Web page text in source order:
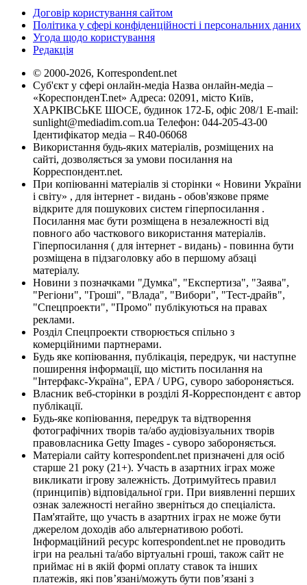
Договір користування сайтом
Політика у сфері конфіденційності і персональних даних
Угода щодо користування
Редакція
© 2000-2026, Korrespondent.net
Суб'єкт у сфері онлайн-медіа Назва онлайн-медіа –
«КореспонденТ.net» Адреса: 02091, місто Київ,
ХАРКІВСЬКЕ ШОСЕ, будинок 172-Б, офіс 208/1 E-mail:
sunlight@mediadim.com.ua Телефон: 044-205-43-00
Ідентифікатор медіа – R40-06068
Використання будь-яких матеріалів, розміщених на
сайті, дозволяється за умови посилання на
Корреспондент.net.
При копіюванні матеріалів зі сторінки « Новини України
і світу» , для інтернет - видань - обов'язкове пряме
відкрите для пошукових систем гіперпосилання .
Посилання має бути розміщена в незалежності від
повного або часткового використання матеріалів.
Гіперпосилання ( для інтернет - видань) - повинна бути
розміщена в підзаголовку або в першому абзаці
матеріалу.
Новини з позначками "Думка", "Експертиза", "Заява",
"Регіони", "Гроші", "Влада", "Вибори", "Тест-драйв",
"Спецпроекти", "Промо" публікуються на правах
реклами.
Розділ Спецпроекти створюється спільно з
комерційними партнерами.
Будь яке копіювання, публікація, передрук, чи наступне
поширення інформації, що містить посилання на
"Інтерфакс-Україна", EPA / UPG, суворо забороняється.
Власник веб-сторінки в розділі Я-Корреспондент є автор
публікації.
Будь-яке копіювання, передрук та відтворення
фотографічних творів та/або аудіовізуальних творів
правовласника Getty Images - суворо забороняється.
Матеріали сайту korrespondent.net призначені для осіб
старше 21 року (21+). Участь в азартних іграх може
викликати ігрову залежність. Дотримуйтесь правил
(принципів) відповідальної гри. При виявленні перших
ознак залежності негайно зверніться до спеціаліста.
Пам'ятайте, що участь в азартних іграх не може бути
джерелом доходів або альтернативою роботі.
Інформаційний ресурс korrespondent.net не проводить
ігри на реальні та/або віртуальні гроші, також сайт не
приймає ні в якій формі оплату ставок та інших
платежів, які пов’язані/можуть бути пов’язані з